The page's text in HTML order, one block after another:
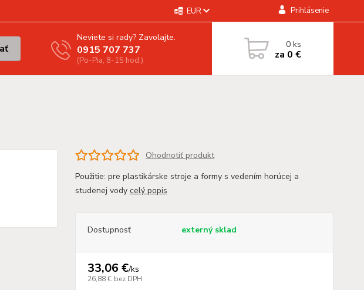
EUR Prihlásenie
Neviete si rady? Zavolajte.
0915 707 737
(Po-Pia, 8-15 hod.)
0ks
za 0 €
Ohodnotiť produkt
Použitie: pre plastikárske stroje a formy s vedením horúcej a
studenej vody celý popis
Dostupnosť externý sklad
33,06 €/ks
26,88 € bez DPH